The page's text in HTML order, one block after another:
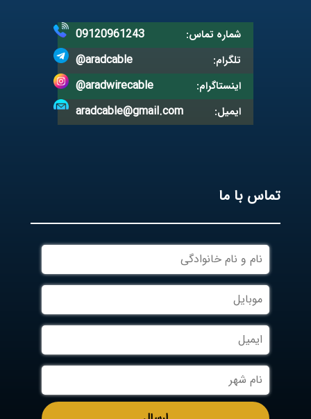
شماره تماس: 09120961243
تلگرام: @aradcable
اینستاگرام: @aradwirecable
ایمیل: aradcable@gmail.com
تماس با ما